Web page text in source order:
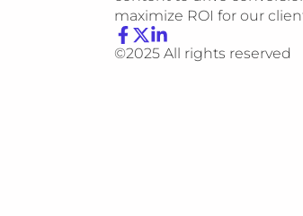
maximize ROI for our
©2025 All rights reserved